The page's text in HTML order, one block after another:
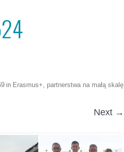
in Erasmus+, partnerstwa na małą skalę
Next →